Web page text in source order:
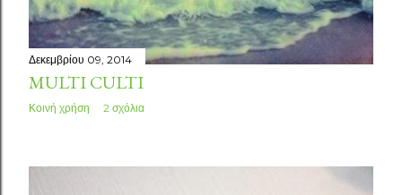
Δεκεμβρίου 09, 2014
MULTI CULTI
Κοινή χρήση 2 σχόλια